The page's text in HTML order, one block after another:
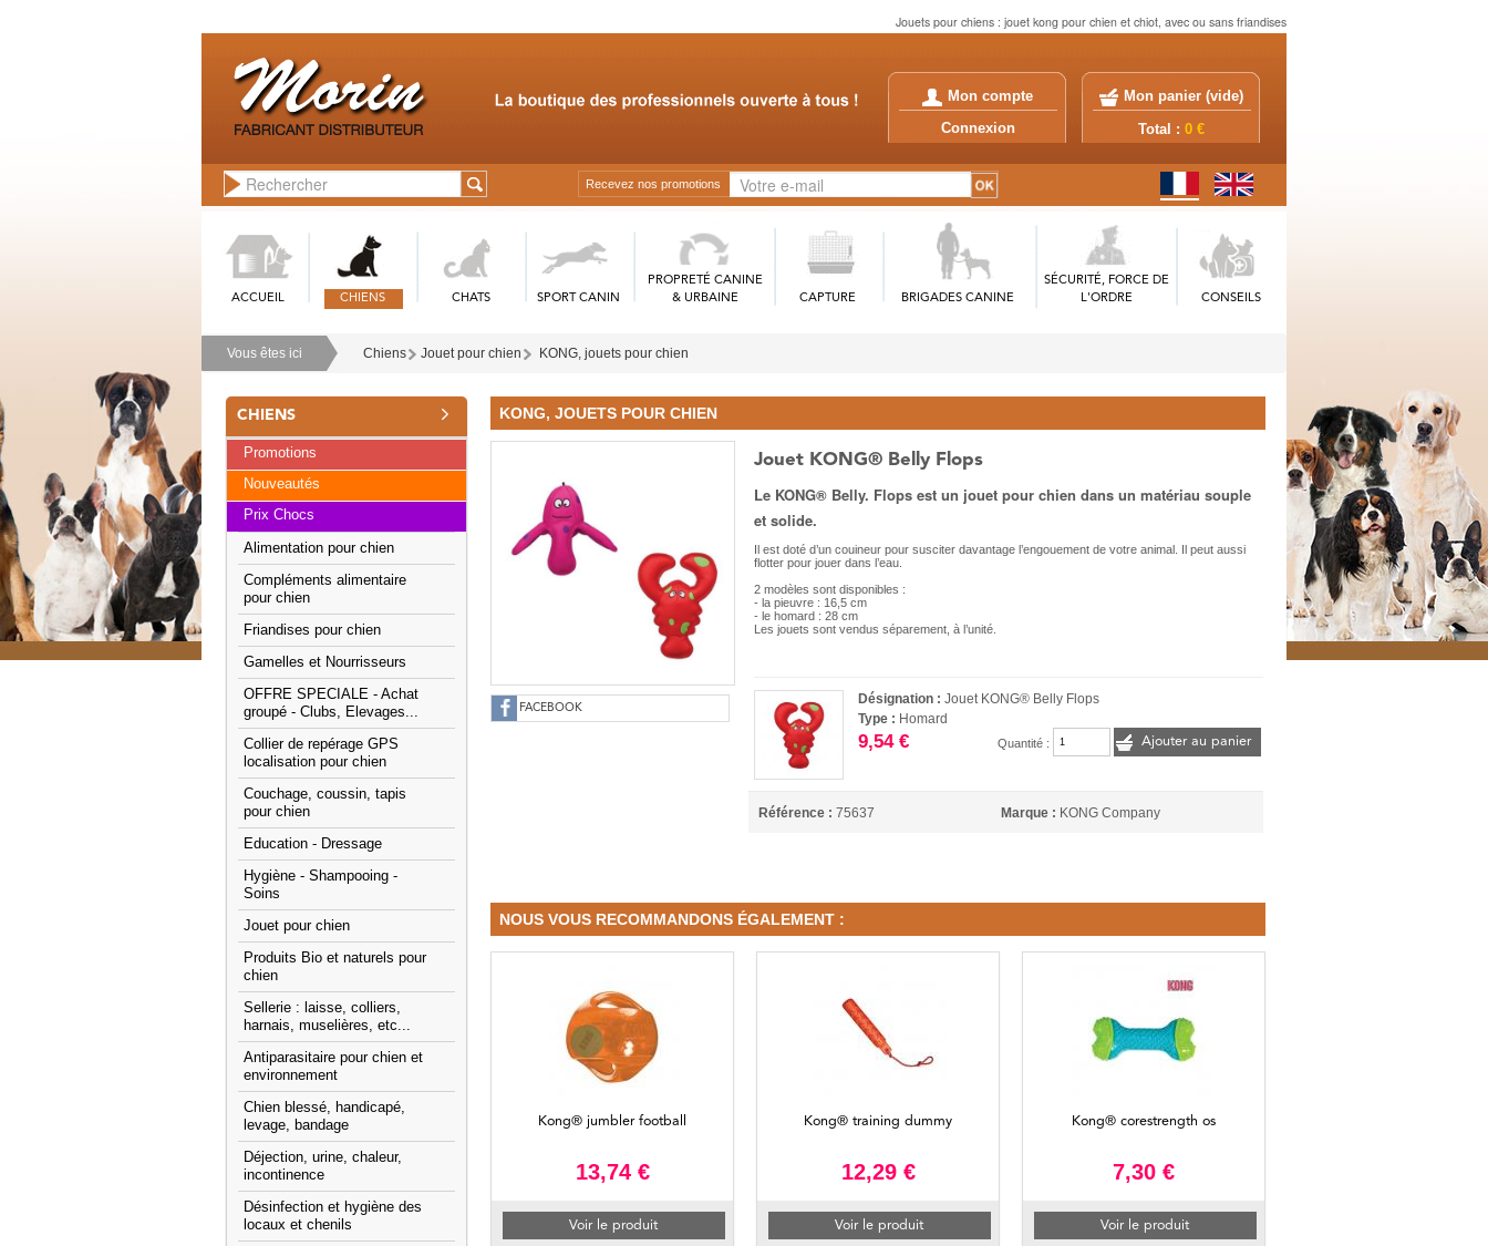
Jouets pour chiens : jouet kong pour chien et chiot, avec ou sans friandises
Mon compte
Connexion
Mon panier (vide)
Total : 0 €
Recevez nos promotions
ACCUEIL CHIENS CHATS SPORT CANIN
PROPRETÉ CANINE
& URBAINE
CAPTURE BRIGADES CANINE
SÉCURITÉ, FORCE DE
L'ORDRE
CONSEILS
Vous êtes ici Chiens Jouet pour chien KONG, jouets pour chien
CHIENS
Promotions
Nouveautés
Prix Chocs
Alimentation pour chien
Compléments alimentaire
pour chien
Friandises pour chien
Gamelles et Nourrisseurs
OFFRE SPECIALE - Achat
groupé - Clubs, Elevages...
Collier de repérage GPS
localisation pour chien
Couchage, coussin, tapis
pour chien
Education - Dressage
Hygiène - Shampooing -
Soins
Jouet pour chien
Produits Bio et naturels pour
chien
Sellerie : laisse, colliers,
harnais, muselières, etc...
Antiparasitaire pour chien et
environnement
Chien blessé, handicapé,
levage, bandage
Déjection, urine, chaleur,
incontinence
Désinfection et hygiène des
locaux et chenils
KONG, JOUETS POUR CHIEN
FACEBOOK
Jouet KONG® Belly Flops
Le KONG® Belly. Flops est un jouet pour chien dans un matériau souple
et solide.
Il est doté d’un couineur pour susciter davantage l’engouement de votre animal. Il peut aussi
flotter pour jouer dans l’eau.
2 modèles sont disponibles :
- la pieuvre : 16,5 cm
- le homard : 28 cm
Les jouets sont vendus séparement, à l’unité.
Désignation :Jouet KONG® Belly Flops
Type : Homard
9,54 € Quantité : Ajouter au panier
Référence : 75637 Marque : KONG Company
NOUS VOUS RECOMMANDONS ÉGALEMENT :
Kong® jumbler football
13,74 €
Voir le produit
Kong® training dummy
12,29 €
Voir le produit
Kong® corestrength os
7,30 €
Voir le produit